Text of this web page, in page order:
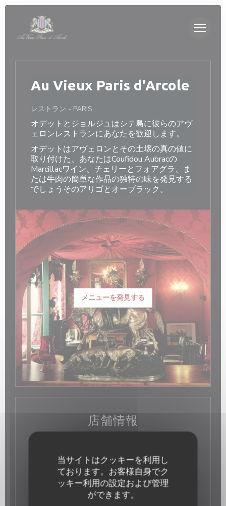
クッキー利用の管理について
当サイトはクッキーを利用し
ております。お客様自身でク
ッキー利用の設定および管理
ができます。
Au Vieux Paris d'Arcole
レストラン - PARIS
オデットとジョルジュはシテ島に彼らのアヴ
ェロンレストランにあなたを歓迎します。
オデットはアヴェロンとその土壌の真の値に
取り付けた、あなたはCoufidou Aubracの
Marcillacワイン、チェリーとフォアグラ、ま
たは牛肉の簡単な作品の独特の味を発見する
でしょうそのアリゴとオーブラック。
メニューを発見する
店舗情報
グルメ, 伝統的なフランス語
ビジネスタイプ
レストラン
サービス
テラス, 貸し切り, WI-FI